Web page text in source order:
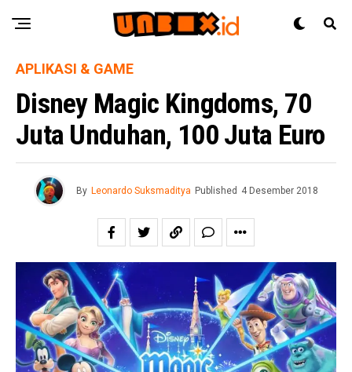
APLIKASI & GAME
Disney Magic Kingdoms, 70
Juta Unduhan, 100 Juta Euro
By Leonardo Suksmaditya Published 4 Desember 2018